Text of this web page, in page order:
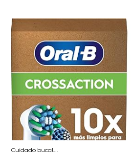
Cuidado bucal...